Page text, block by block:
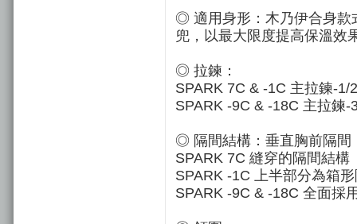
◎ 適用身形：木乃伊合身款
兜，以最大限度提高保溫效
◎ 拉鍊：
SPARK 7C & -1C 主拉鍊-
SPARK -9C & -18C 主拉鍊
◎ 隔間結構：垂直胸前隔間
SPARK 7C 縫穿的隔間結構
SPARK -1C 上半部分為箱
SPARK -9C & -18C 全面採